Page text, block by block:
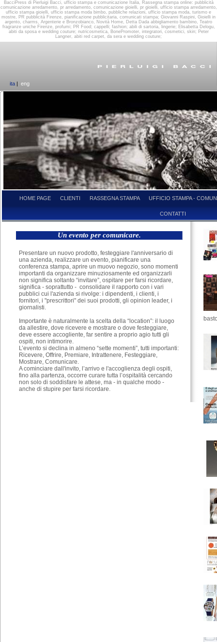
BacciPress di Pierluigi Bacci, ufficio stampa e comunicazione Italia, Rassegna stampa online: pubblicità
comunicazione arredamento, pr arredamento, comunicazione gioielli, pr gioielli, ufficio stampa arredamento,
ufficio stampa gioielli, ufficio stampa moda bimbo, pubbliche relazioni, ufficio stampa moda, turismo e
mostre, PR pubblicità Firenze, pianificazione pubblicitaria, comunicati stampa; Giovanni Raspini, Gioielli in
argento, charms, Argenterie e Bronzobianco, Novità Home, Detta Dada abbigliamento bambino, Teatro
fragranze uniche Firenze, profumi; PR Food; cappelli; fashion; abili di sartoria, lingerie; Elisabetta Delogu,
abiti da sposa e wedding couture; nutricosmetica, BonePromoter, integratori, cosmetici, skin; Peter
Langner, abiti red carpet, da sera e wedding couture;
ita | eng
HOME PAGE CLIENTI RASSEGNA STAMPA UFFICIO STAMPA -
CONTATTI
Un evento per comunicare.
Presentare un nuovo prodotto, festeggiare l'anniversario di
una azienda, realizzare un evento, pianificare una
conferenza stampa, aprire un muovo negozio, sono momenti
importanti da organizzare minuziosamente ed organizzarli
non significa soltanto “invitare”, ospitare per farsi ricordare,
significa - soprattutto - consolidare il rapporto con i vari
pubblici cui l'azienda si rivolge: i dipendenti, i clienti, i
fornitori, i "prescrittori" dei suoi prodotti, gli opinion leader, i
giornalisti.
Importante è naturalmente la scelta della “location”: il luogo
da allestire, dove ricevere e mostrare o dove festeggiare,
deve essere accogliente, far sentire a proprio agio tutti gli
ospiti, non intimorire.
L’evento si declina in almeno “sette momenti”, tutti importanti:
Ricevere, Offrire, Premiare, Intrattenere, Festeggiare,
Mostrare, Comunicare.
A cominciare dall'invito, l’arrivo e l'accoglienza degli ospiti,
fino alla partenza, occorre curare tutta l’ospitalità cercando
non solo di soddisfare le attese, ma - in qualche modo -
anche di stupire per farsi ricordare.